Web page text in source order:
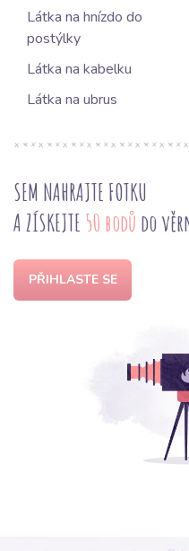
Látka na hnízdo do
postýlky
Látka na kabelku
Látka na ubrus
SEM NAHRAJTE FOTKU
A ZÍSKEJTE 50 bodů do
PŘIHLASTE SE